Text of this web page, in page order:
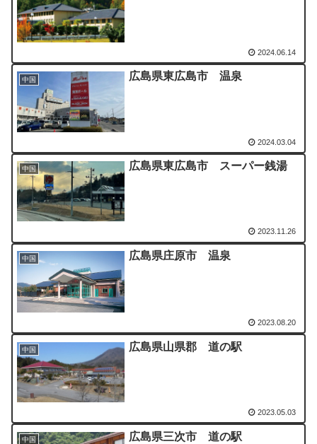
2024.06.14
中国 広島県東広島市 温泉
2024.03.04
中国 広島県東広島市 スーパー銭湯
2023.11.26
中国 広島県庄原市 温泉
2023.08.20
中国 広島県山県郡 道の駅
2023.05.03
中国 広島県三次市 道の駅